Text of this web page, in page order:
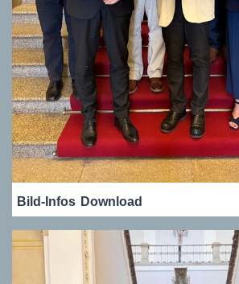
Bild-Infos Download